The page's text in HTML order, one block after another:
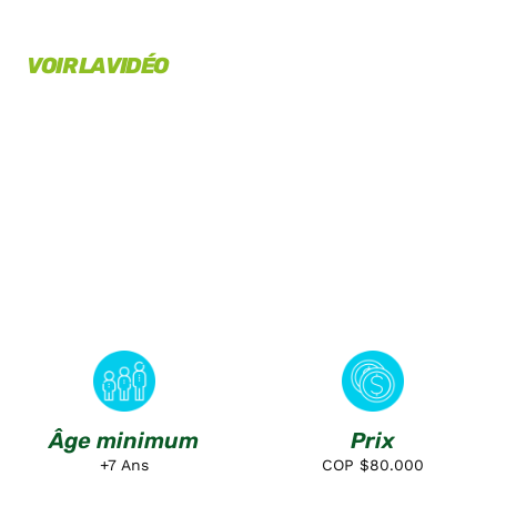
VOIR LA VIDÉO
Âge minimum
+7 Ans
Prix
COP $80.000